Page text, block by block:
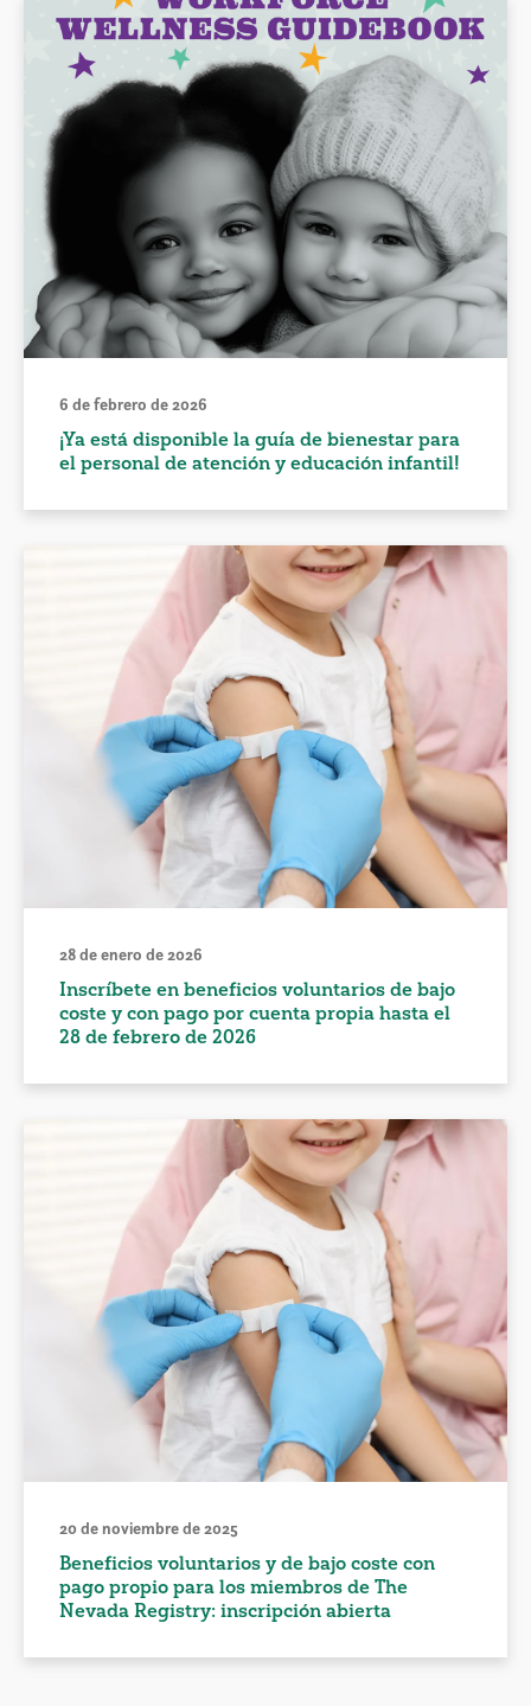
6 de febrero de 2026
¡Ya está disponible la guía de bienestar para
el personal de atención y educación infantil!
28 de enero de 2026
Inscríbete en beneficios voluntarios de bajo
coste y con pago por cuenta propia hasta el
28 de febrero de 2026
20 de noviembre de 2025
Beneficios voluntarios y de bajo coste con
pago propio para los miembros de The
Nevada Registry: inscripción abierta